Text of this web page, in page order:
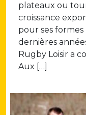
plateaux ou
croissance
pour ses formes
dernières
Rugby Loisir a
Aux […]